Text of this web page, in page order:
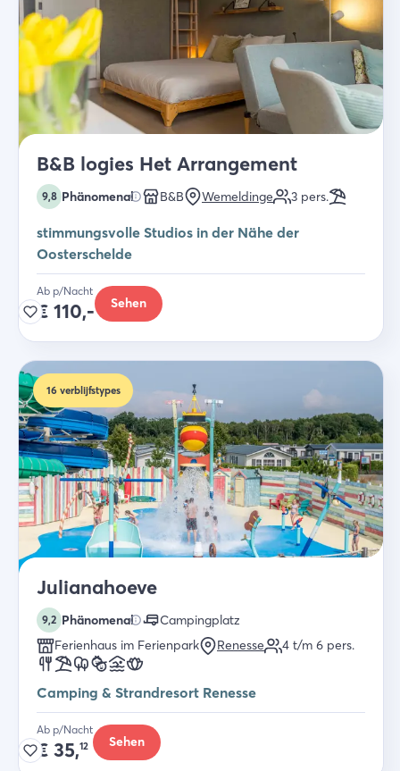
B&B logies Het Arrangement
9,8 Phänomenal B&B Wemeldinge 3 pers.
stimmungsvolle Studios in der Nähe der
Oosterschelde
Ab p/Nacht
€ 110,- Sehen
16 verblijfstypes
Julianahoeve
9,2 Phänomenal
Campingplatz
Ferienhaus im Ferienpark
Renesse 4 t/m 6 pers.
Camping & Strandresort Renesse
Ab p/Nacht
€ 35,12 Sehen